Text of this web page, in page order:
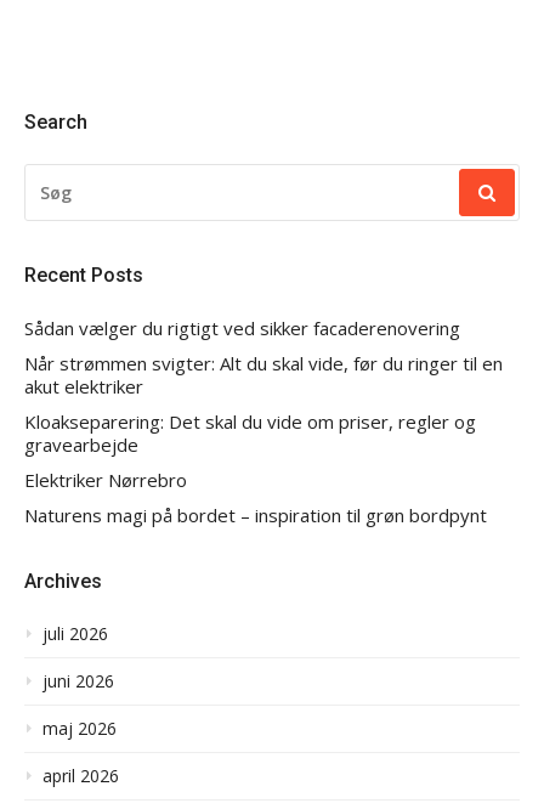
Search
EFTER:
Recent Posts
Sådan vælger du rigtigt ved sikker facaderenovering
Når strømmen svigter: Alt du skal vide, før du ringer til en
akut elektriker
Kloakseparering: Det skal du vide om priser, regler og
gravearbejde
Elektriker Nørrebro
Naturens magi på bordet – inspiration til grøn bordpynt
Archives
juli 2026
juni 2026
maj 2026
april 2026